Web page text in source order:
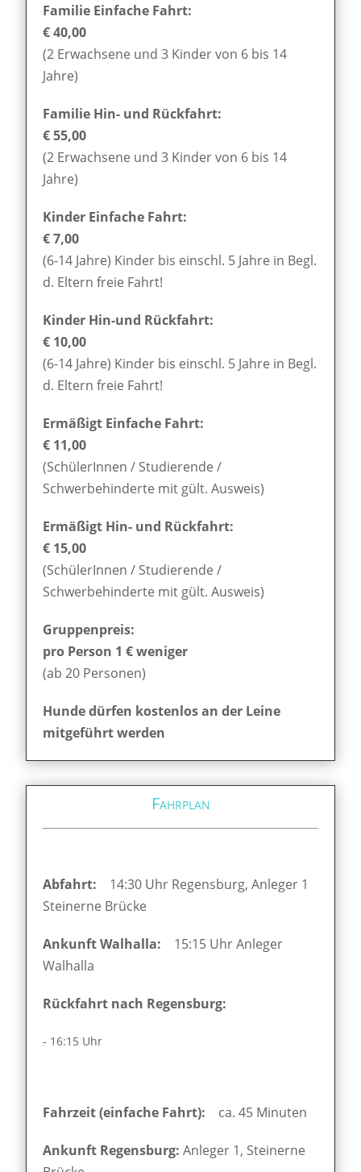
Familie Einfache Fahrt:
€ 40,00
(2 Erwachsene und 3 Kinder von 6 bis 14
Jahre)
Familie Hin- und Rückfahrt:
€ 55,00
(2 Erwachsene und 3 Kinder von 6 bis 14
Jahre)
Kinder Einfache Fahrt:
€ 7,00
(6-14 Jahre) Kinder bis einschl. 5 Jahre in Begl.
d. Eltern freie Fahrt!
Kinder Hin-und Rückfahrt:
€ 10,00
(6-14 Jahre) Kinder bis einschl. 5 Jahre in Begl.
d. Eltern freie Fahrt!
Ermäßigt Einfache Fahrt:
€ 11,00
(SchülerInnen / Studierende /
Schwerbehinderte mit gült. Ausweis)
Ermäßigt Hin- und Rückfahrt:
€ 15,00
(SchülerInnen / Studierende /
Schwerbehinderte mit gült. Ausweis)
Gruppenpreis:
pro Person 1 € weniger
(ab 20 Personen)
Hunde dürfen kostenlos an der Leine
mitgeführt werden
Fahrplan
Abfahrt: 14:30 Uhr Regensburg, Anleger 1
Steinerne Brücke
Ankunft Walhalla: 15:15 Uhr Anleger
Walhalla
Rückfahrt nach Regensburg:
- 16:15 Uhr
Fahrzeit (einfache Fahrt): ca. 45 Minuten
Ankunft Regensburg: Anleger 1, Steinerne